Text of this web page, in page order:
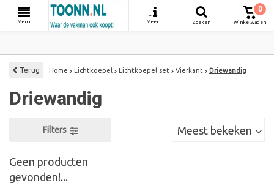
Menu
+
Meer
Zoeken
0
Winkelwagen
Terug Home Lichtkoepel Lichtkoepel set Vierkant Driewandig
Driewandig
Filters Meest bekeken
Geen producten
gevonden!...